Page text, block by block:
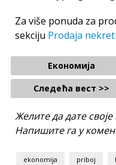
Za više ponuda za
sekciju Prodaja
Економија
Следећа вест >>
Желите да дате
Напишите га у
ekonomija priboj